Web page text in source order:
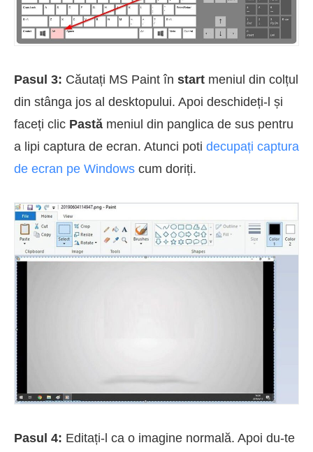
Pasul 3: Căutați MS Paint în start meniul din colțul
din stânga jos al desktopului. Apoi deschideți-l și
faceți clic Pastă meniul din panglica de sus pentru
a lipi captura de ecran. Atunci poti decupați captura
de ecran pe Windows cum doriți.
Pasul 4: Editați-l ca o imagine normală. Apoi du-te